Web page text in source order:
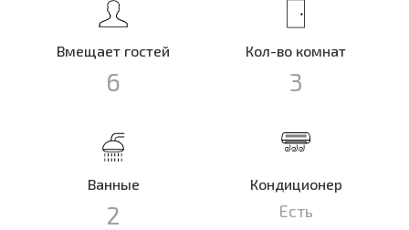
Вмещает гостей
6
Кол-во комнат
3
Ванные
2
Кондиционер
Есть